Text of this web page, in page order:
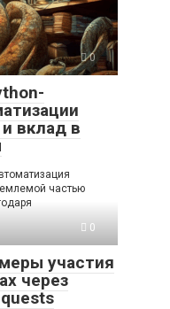
0
вклад в
частью
0
участия
через